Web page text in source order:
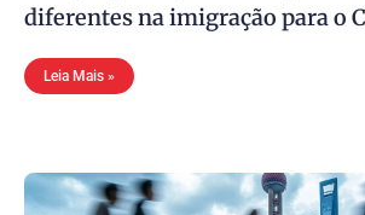
diferentes na imigração para o
Leia Mais »